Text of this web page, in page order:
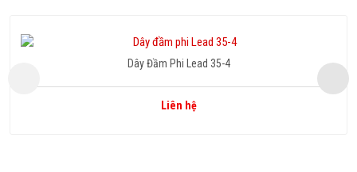
Dây Đầm Phi Lead 35-4
Liên hệ